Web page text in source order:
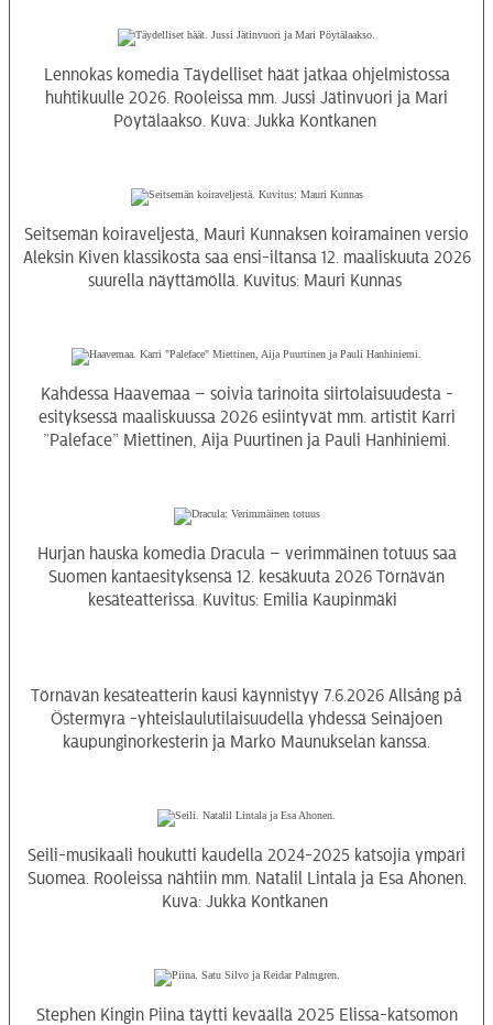
Lennokas komedia Täydelliset häät jatkaa ohjelmistossa
huhtikuulle 2026. Rooleissa mm. Jussi Jätinvuori ja Mari
Pöytälaakso. Kuva: Jukka Kontkanen
Seitsemän koiraveljestä, Mauri Kunnaksen koiramainen versio
Aleksin Kiven klassikosta saa ensi-iltansa 12. maaliskuuta 2026
suurella näyttämöllä. Kuvitus: Mauri Kunnas
Kahdessa Haavemaa – soivia tarinoita siirtolaisuudesta -
esityksessä maaliskuussa 2026 esiintyvät mm. artistit Karri
”Paleface” Miettinen, Aija Puurtinen ja Pauli Hanhiniemi.
Hurjan hauska komedia Dracula – verimmäinen totuus saa
Suomen kantaesityksensä 12. kesäkuuta 2026 Törnävän
kesäteatterissa. Kuvitus: Emilia Kaupinmäki
Törnävän kesäteatterin kausi käynnistyy 7.6.2026 Allsång på
Östermyra -yhteislaulutilaisuudella yhdessä Seinäjoen
kaupunginorkesterin ja Marko Maunukselan kanssa.
Seili-musikaali houkutti kaudella 2024-2025 katsojia ympäri
Suomea. Rooleissa nähtiin mm. Natalil Lintala ja Esa Ahonen.
Kuva: Jukka Kontkanen
Stephen Kingin Piina täytti keväällä 2025 Elissa-katsomon